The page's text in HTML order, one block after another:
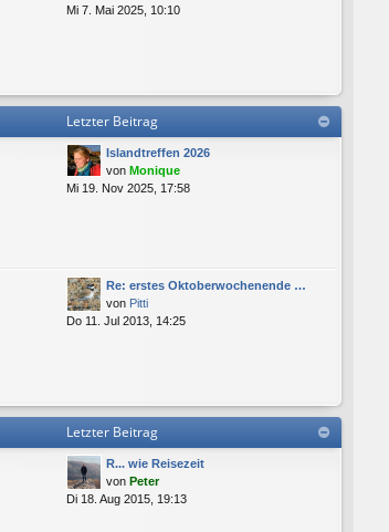
Mi 7. Mai 2025, 10:10
Letzter Beitrag
Islandtreffen 2026
von Monique
Mi 19. Nov 2025, 17:58
Re: erstes Oktoberwochenende …
von Pitti
Do 11. Jul 2013, 14:25
Letzter Beitrag
R... wie Reisezeit
von Peter
Di 18. Aug 2015, 19:13